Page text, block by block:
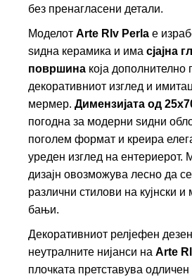
без пренагласени детали.
Моделот Arte Rlv Perla е
ѕидна керамика и има сјајна
површина која дополнително
декоративниот изглед и
мермер. Димензијата од
погодна за модерни ѕидни
поголем формат и креира
уреден изглед на ентериерот.
дизајн овозможува лесно да
различни стилови на кујнски и
бањи.
Декоративниот релјефен
неутралните нијанси на Arte
плочката претставува одличен